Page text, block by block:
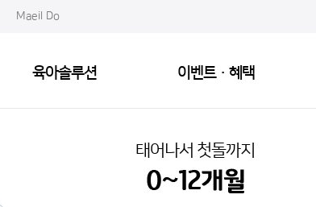
Maeil Do
육아솔루션 이벤트·혜택
태어나서 첫돌까지